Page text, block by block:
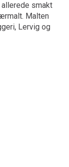
allerede smakt
Malten
Lervig og